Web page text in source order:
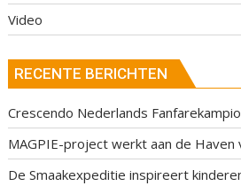
Video
RECENTE BERICHTEN
Crescendo Nederlands
MAGPIE-project werkt aan de
De Smaakexpeditie inspireert